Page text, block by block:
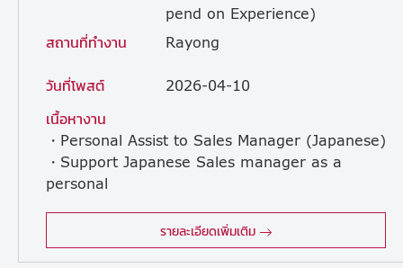
pend on Experience)
สถานที่ทำงาน
Rayong
วันที่โพสต์
2026-04-10
เนื้อหางาน
・Personal Assist to Sales Manager (Japanese)
・Support Japanese Sales manager as a
personal
รายละเอียดเพิ่มเติม